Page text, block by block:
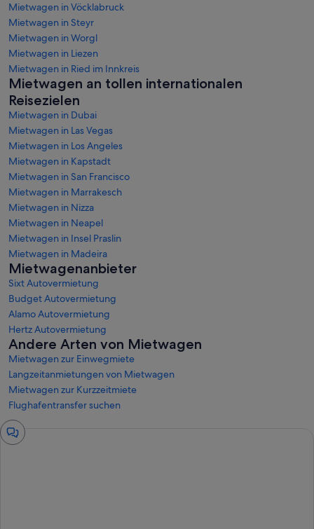
Mietwagen in Vöcklabruck
Mietwagen in Steyr
Mietwagen in Worgl
Mietwagen in Liezen
Mietwagen in Ried im Innkreis
Mietwagen an tollen internationalen
Reisezielen
Mietwagen in Dubai
Mietwagen in Las Vegas
Mietwagen in Los Angeles
Mietwagen in Kapstadt
Mietwagen in San Francisco
Mietwagen in Marrakesch
Mietwagen in Nizza
Mietwagen in Neapel
Mietwagen in Insel Praslin
Mietwagen in Madeira
Mietwagenanbieter
Sixt Autovermietung
Budget Autovermietung
Alamo Autovermietung
Hertz Autovermietung
Andere Arten von Mietwagen
Mietwagen zur Einwegmiete
Langzeitanmietungen von Mietwagen
Mietwagen zur Kurzzeitmiete
Flughafentransfer suchen
Chat-
Fenster